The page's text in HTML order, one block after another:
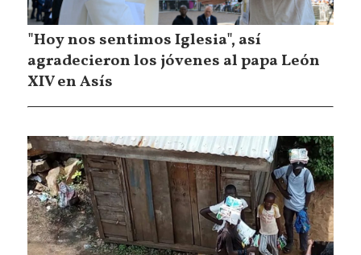
"Hoy nos sentimos Iglesia", así
agradecieron los jóvenes al papa León
XIV en Asís